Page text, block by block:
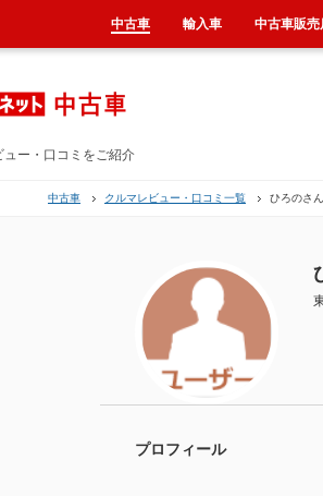
ー・口コミをご紹介
中古車 クルマレビュー・口コミ一覧 ひろのさ
プロフィール
中古車 輸入車 中古車販売